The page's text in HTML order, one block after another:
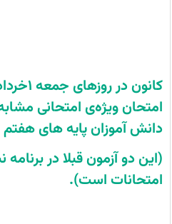
8
خرداد
دو
امتحان
ویژه‌ی
امتحانی
سوال‌های
امتحانی
برای
دانش
امتحان ویژه‌ی امتحانی
دانش آموزان پایه های هفتم
(این دو آزمون قبلا در
امتحانات است).